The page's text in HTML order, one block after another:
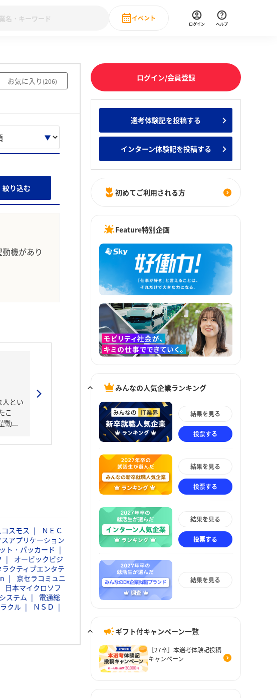
みんなの新卒就職人気企業ランキング みんなのインターン人気企業ランキ
28卒 IT・DX現場社員インタビュー
イベント
直近のイベント一覧
ログイン ヘルプ
お気に入り (206)
絞り込む
機があり
人とい
こ
動...
コスモス
ＮＥＣ
アプリケーション
ト・パッカード
オービックビジ
クティブエンタテ
京セラコミュニ
日本マイクロソフ
ステム
電通総
クル
ＮＳＤ
ログイン/会員登録
選考体験記を投稿する
インターン体験記を投稿する
初めてご利用される方
Feature特別企画
みんなの人気企業ランキング
結果を見る
投票する
結果を見る
投票する
結果を見る
投票する
結果を見る
ギフト付キャンペーン一覧
［27卒］本選考体験記投稿
キャンペーン